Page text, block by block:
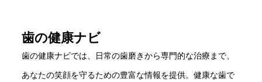
content歯の健康ナビ
歯の健康ナビでは、日常の歯磨きから専門的な治療まで、
あなたの笑顔を守るための豊富な情報を提供。健康な歯で